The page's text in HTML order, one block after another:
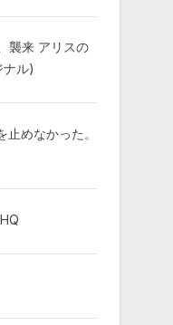
襲来 アリスの
ナル)
めなかった。